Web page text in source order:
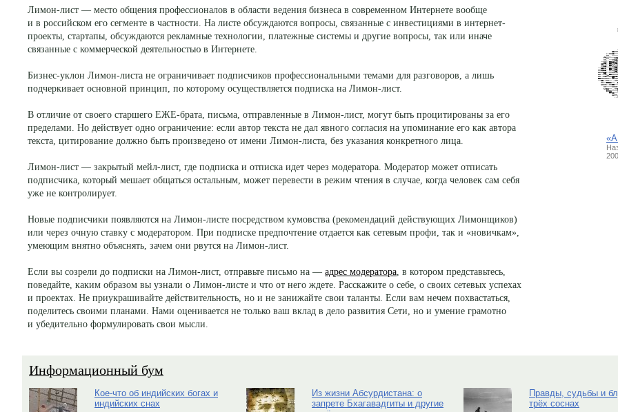
Лимон-лист — место общения профессионалов в области ведения бизнеса в современном Интернете вообще
и в российском его сегменте в частности. На листе обсуждаются вопросы, связанные с инвестициями в интернет-
проекты, стартапы, обсуждаются рекламные технологии, платежные системы и другие вопросы, так или иначе
связанные с коммерческой деятельностью в Интернете.
Бизнес-уклон Лимон-листа не ограничивает подписчиков профессиональными темами для разговоров, а лишь
подчеркивает основной принцип, по которому осуществляется подписка на Лимон-лист.
В отличие от своего старшего ЕЖЕ-брата, письма, отправленные в Лимон-лист, могут быть процитированы за его
пределами. Но действует одно ограничение: если автор текста не дал явного согласия на упоминание его как автора
текста, цитирование должно быть произведено от имени Лимон-листа, без указания конкретного лица.
Лимон-лист — закрытый мейл-лист, где подписка и отписка идет через модератора. Модератор может отписать
подписчика, который мешает общаться остальным, может перевести в режим чтения в случае, когда человек сам себя
уже не контролирует.
Новые подписчики появляются на Лимон-листе посредством кумовства (рекомендаций действующих Лимонщиков)
или через очную ставку с модератором. При подписке предпочтение отдается как сетевым профи, так и «новичкам»,
умеющим внятно объяснять, зачем они рвутся на Лимон-лист.
Если вы созрели до подписки на Лимон-лист, отправьте письмо на — адрес модератора , в котором представьтесь,
поведайте, каким образом вы узнали о Лимон-листе и что от него ждете. Расскажите о себе, о своих сетевых успехах
и проектах. Не приукрашивайте действительность, но и не занижайте свои таланты. Если вам нечем похвастаться,
поделитесь своими планами. Нами оценивается не только ваш вклад в дело развития Сети, но и умение грамотно
и убедительно формулировать свои мысли.
Информационный бум
Кое-что об индийских богах и
индийских снах
Из жизни Абсурдистана: о
запрете Бхагавадгиты и другие
Правды, судьбы и
трёх соснах